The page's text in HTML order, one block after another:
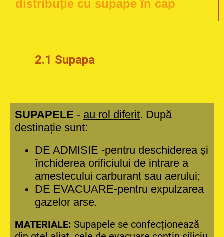
distribuție cu supape în cap
2.1 Supapa
SUPAPELE - au rol diferit. După
destinație sunt:
DE ADMISIE -pentru deschiderea și
închiderea orificiului de intrare a
amestecului carburant sau aerului;
DE EVACUARE-pentru expulzarea
gazelor arse.
MATERIALE: Supapele se confecționează